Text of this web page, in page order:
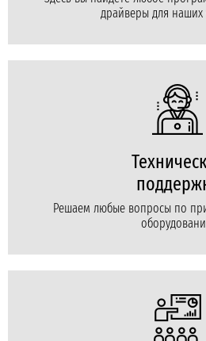
драйверы для наших
Решаем любые вопросы по